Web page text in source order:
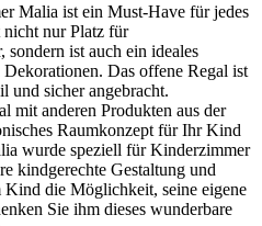
Malia ist ein Must-Have für jedes
nicht nur Platz für
ist auch ein ideales
Das offene Regal ist
und sicher angebracht.
mit anderen Produkten aus der
Raumkonzept für Ihr Kind
wurde speziell für Kinderzimmer
kindgerechte Gestaltung und
die Möglichkeit, seine eigene
Sie ihm dieses wunderbare